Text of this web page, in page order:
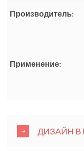
Производитель:
Применение:
ДИЗАЙН В